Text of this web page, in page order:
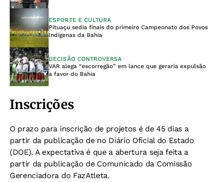
ESPORTE E CULTURA
Pituaçu sedia finais do primeiro Campeonato dos Povos
Indígenas da Bahia
DECISÃO CONTROVERSA
VAR alega “escorregão” em lance que geraria expulsão
a favor do Bahia
Inscrições
O prazo para inscrição de projetos é de 45 dias a
partir da publicação de no Diário Oficial do Estado
(DOE). A expectativa é que a abertura seja feita a
partir da publicação de Comunicado da Comissão
Gerenciadora do FazAtleta.